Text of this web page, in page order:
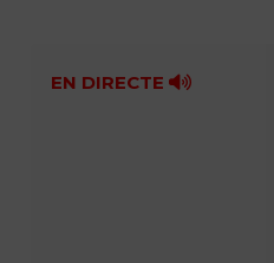
Fes-te'n soci!
EN DIRECTE